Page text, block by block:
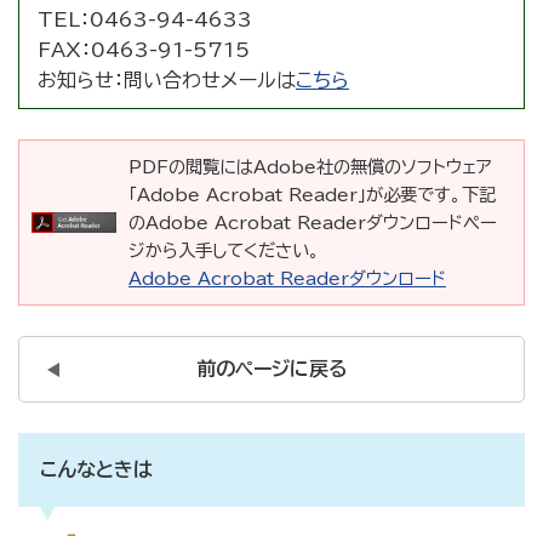
TEL： 0463-94-4633
FAX： 0463-91-5715
お知らせ： 問い合わせメールはこちら
PDFの閲覧にはAdobe社の無償のソフトウェア
「Adobe Acrobat Reader」が必要です。下記
のAdobe Acrobat Readerダウンロードペー
ジから入手してください。
Adobe Acrobat Readerダウンロード
前のページに戻る
こんなときは